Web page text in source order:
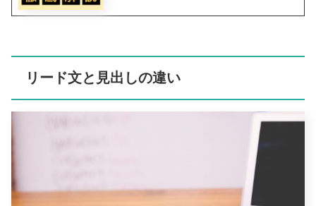
リード文と見出しの違い